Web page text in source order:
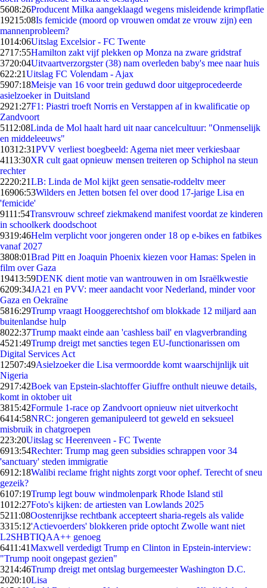
5608:26Producent Milka aangeklaagd wegens misleidende krimpflatie
19215:08Is femicide (moord op vrouwen omdat ze vrouw zijn) een
mannenprobleem?
1014:06Uitslag Excelsior - FC Twente
2717:55Hamilton zakt vijf plekken op Monza na zware gridstraf
3720:04Uitvaartverzorgster (38) nam overleden baby's mee naar huis
622:21Uitslag FC Volendam - Ajax
5907:18Meisje van 16 voor trein geduwd door uitgeprocedeerde
asielzoeker in Duitsland
2921:27F1: Piastri troeft Norris en Verstappen af in kwalificatie op
Zandvoort
5112:08Linda de Mol haalt hard uit naar cancelcultuur: "Onmenselijk
en middeleeuws"
10312:31PVV verliest boegbeeld: Agema niet meer verkiesbaar
4113:30XR cult gaat opnieuw mensen treiteren op Schiphol na steun
rechter
2220:21LB: Linda de Mol kijkt geen sensatie-roddeltv meer
16906:53Wilders en Jetten botsen fel over dood 17-jarige Lisa en
'femicide'
9111:54Transvrouw schreef ziekmakend manifest voordat ze kinderen
in schoolkerk doodschoot
9319:46Helm verplicht voor jongeren onder 18 op e-bikes en fatbikes
vanaf 2027
3808:01Brad Pitt en Joaquin Phoenix kiezen voor Hamas: Spelen in
film over Gaza
19413:59DENK dient motie van wantrouwen in om Israëlkwestie
6209:34JA21 en PVV: meer aandacht voor Nederland, minder voor
Gaza en Oekraïne
5816:29Trump vraagt Hooggerechtshof om blokkade 12 miljard aan
buitenlandse hulp
8022:37Trump maakt einde aan 'cashless bail' en vlagverbranding
4521:49Trump dreigt met sancties tegen EU-functionarissen om
Digital Services Act
12507:49Asielzoeker die Lisa vermoordde komt waarschijnlijk uit
Nigeria
2917:42Boek van Epstein-slachtoffer Giuffre onthult nieuwe details,
komt in oktober uit
3815:42Formule 1-race op Zandvoort opnieuw niet uitverkocht
6414:58NRC: jongeren gemanipuleerd tot geweld en seksueel
misbruik in chatgroepen
223:20Uitslag sc Heerenveen - FC Twente
6913:54Rechter: Trump mag geen subsidies schrappen voor 34
'sanctuary' steden immigratie
6912:18Walibi reclame fright nights zorgt voor ophef. Terecht of sneu
gezeik?
6107:19Trump legt bouw windmolenpark Rhode Island stil
1012:27Foto's kijken: de artiesten van Lowlands 2025
5211:08Oostenrijkse rechtbank accepteert sharia-regels als valide
3315:12'Actievoerders' blokkeren pride optocht Zwolle want niet
L2SHBTIQAA++ genoeg
6411:41Maxwell verdedigt Trump en Clinton in Epstein-interview:
"Trump nooit ongepast gezien"
3214:46Trump dreigt met ontslag burgemeester Washington D.C.
2020:10Lisa